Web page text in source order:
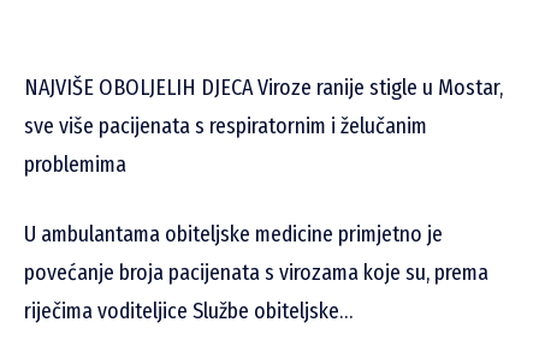
NAJVIŠE OBOLJELIH DJECA Viroze ranije stigle u Mostar,
sve više pacijenata s respiratornim i želučanim
problemima
U ambulantama obiteljske medicine primjetno je
povećanje broja pacijenata s virozama koje su, prema
riječima voditeljice Službe obiteljske…